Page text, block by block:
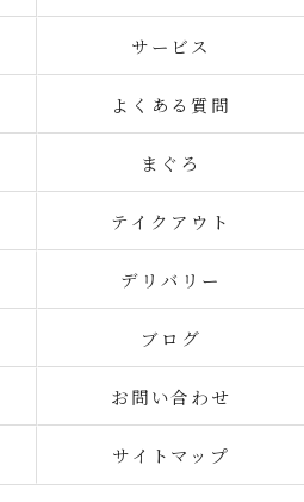
サービス
よくある質問
まぐろ
テイクアウト
デリバリー
ブログ
お問い合わせ
サイトマップ